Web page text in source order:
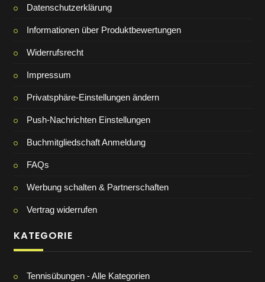
Datenschutzerklärung
Informationen über Produktbewertungen
Widerrufsrecht
Impressum
Privatsphäre-Einstellungen ändern
Push-Nachrichten Einstellungen
Buchmitgliedschaft Anmeldung
FAQs
Werbung schalten & Partnerschaften
Vertrag widerrufen
KATEGORIE
Tennisübungen - Alle Kategorien